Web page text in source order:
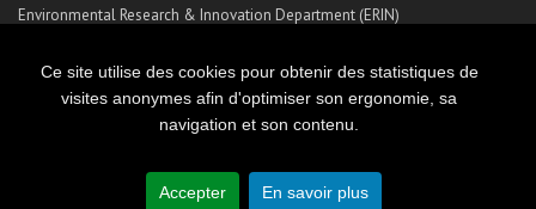
Ce site utilise des cookies pour obtenir des statistiques de
visites anonymes afin d'optimiser son ergonomie, sa
navigation et son contenu.
Accepter En savoir plus
Environmental Research & Innovation Department (ERIN)
Téléphone : +352 275 888 – 1
Email :betriber-emwelt@list.lu
© Copyright 2026 Luxembourg Institute of Science & Technology - LIST
Site map
Legal notice